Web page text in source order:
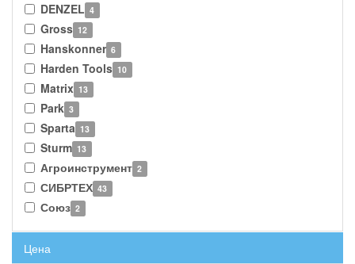
DENZEL 4
Gross 12
Hanskonner 6
Harden Tools 10
Matrix 13
Park 3
Sparta 13
Sturm 13
Агроинструмент 2
СИБРТЕХ 43
Союз 2
Цена